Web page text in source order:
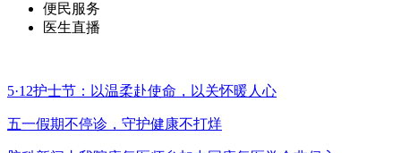
便民服务
医生直播
5·12护士节：以温柔赴使命，以关怀暖人心
五一假期不停诊，守护健康不打烊